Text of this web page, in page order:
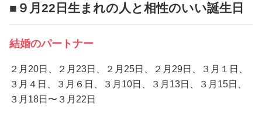
■９月22日生まれの人と相性のいい誕生日
結婚のパートナー
２月20日、２月23日、２月25日、２月29日、３月１日、
３月４日、３月６日、３月10日、３月13日、３月15日、
３月18日〜３月22日